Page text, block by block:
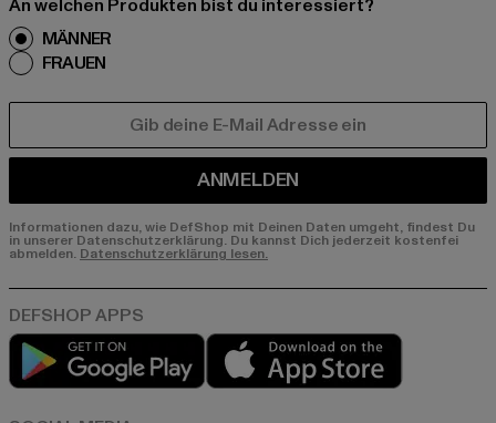
An welchen Produkten bist du interessiert?
MÄNNER
FRAUEN
ANMELDEN
Informationen dazu, wie DefShop mit Deinen Daten umgeht, findest Du
in unserer Datenschutzerklärung. Du kannst Dich jederzeit kostenfei
abmelden. Datenschutzerklärung lesen.
Play market